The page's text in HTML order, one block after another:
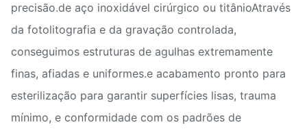
precisão.de aço inoxidável cirúrgico ou titânioAtravés
da fotolitografia e da gravação controlada,
conseguimos estruturas de agulhas extremamente
finas, afiadas e uniformes.e acabamento pronto para
esterilização para garantir superfícies lisas, trauma
mínimo, e conformidade com os padrões de